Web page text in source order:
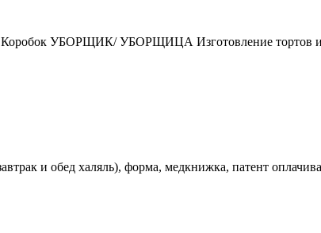
УБОРЩИК/ УБОРЩИЦА Изготовление тортов и
и обед халяль), форма, медкнижка, патент